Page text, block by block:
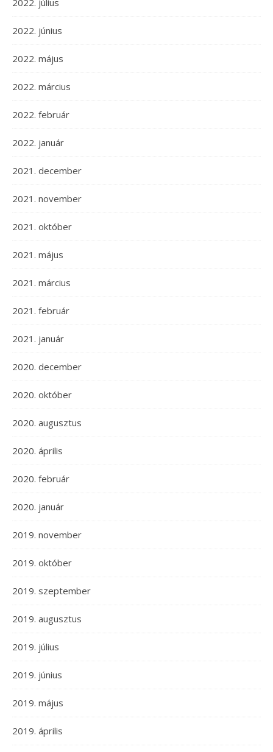
2022. július
2022. június
2022. május
2022. március
2022. február
2022. január
2021. december
2021. november
2021. október
2021. május
2021. március
2021. február
2021. január
2020. december
2020. október
2020. augusztus
2020. április
2020. február
2020. január
2019. november
2019. október
2019. szeptember
2019. augusztus
2019. július
2019. június
2019. május
2019. április